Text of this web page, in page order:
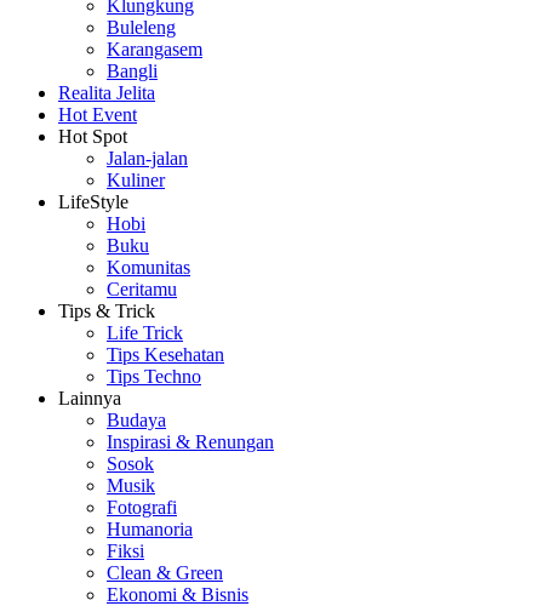
Klungkung
Buleleng
Karangasem
Bangli
Realita Jelita
Hot Event
Hot Spot
Jalan-jalan
Kuliner
LifeStyle
Hobi
Buku
Komunitas
Ceritamu
Tips & Trick
Life Trick
Tips Kesehatan
Tips Techno
Lainnya
Budaya
Inspirasi & Renungan
Sosok
Musik
Fotografi
Humanoria
Fiksi
Clean & Green
Ekonomi & Bisnis